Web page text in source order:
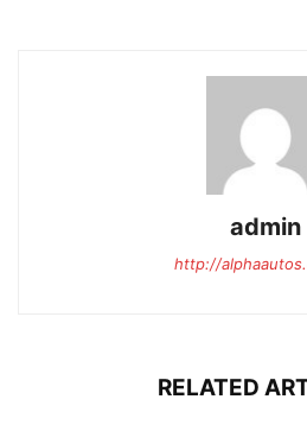
admin
http://
RELATED